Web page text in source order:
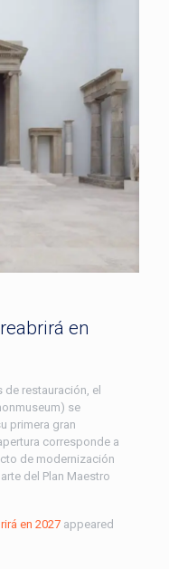
en
restauración, el
se
primera gran
corresponde a
de modernización
del Plan Maestro
en 2027 appeared